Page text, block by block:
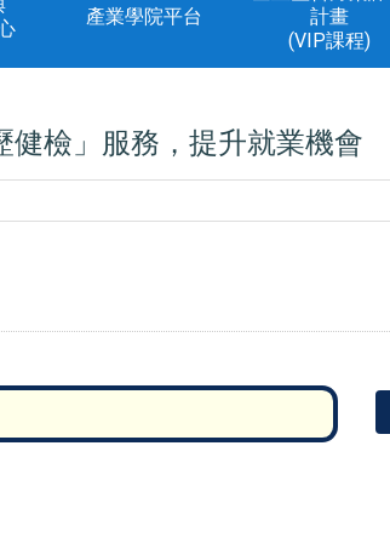
產業學院平台
計畫
(VIP課程)
健檢」服務，提升就業機會